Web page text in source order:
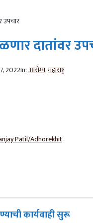
उपचार
दातांवर
2022In:आरोग्य,महाराष्ट्र
Patil/Adhorekhit
कार्यवाही सुरू